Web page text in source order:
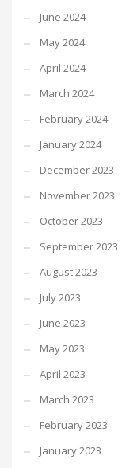
June 2024
May 2024
April 2024
March 2024
February 2024
January 2024
December 2023
November 2023
October 2023
September 2023
August 2023
July 2023
June 2023
May 2023
April 2023
March 2023
February 2023
January 2023